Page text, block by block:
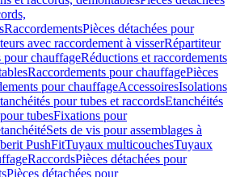
RaccordementsPièces détachées pour
avec raccordement à visserRépartiteur
pour chauffageRéductions et raccordements
Raccordements pour chauffagePièces
pour chauffageAccessoiresIsolations
pour tubes et raccordsEtanchéités
tubesFixations pour
Sets de vis pour assemblages à
PushFitTuyaux multicouchesTuyaux
RaccordsPièces détachées pour
Pièces détachées pour